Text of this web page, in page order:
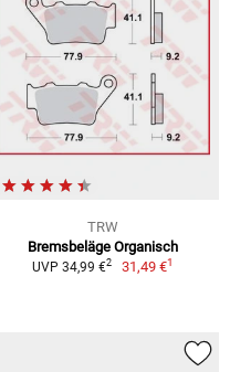
TRW
Bremsbeläge Organisch
UVP 34,99 €2 31,49 €1